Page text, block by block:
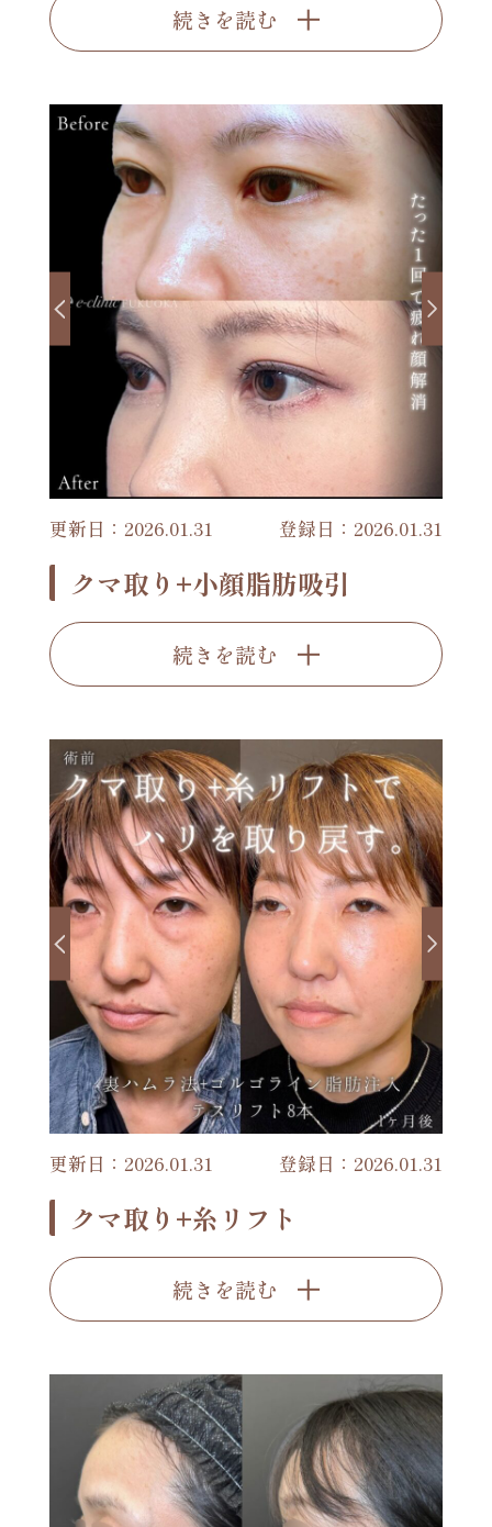
続きを読む
更新日：2026.01.31 登録日：2026.01.31
クマ取り+小顔脂肪吸引
続きを読む
更新日：2026.01.31 登録日：2026.01.31
クマ取り+糸リフト
続きを読む